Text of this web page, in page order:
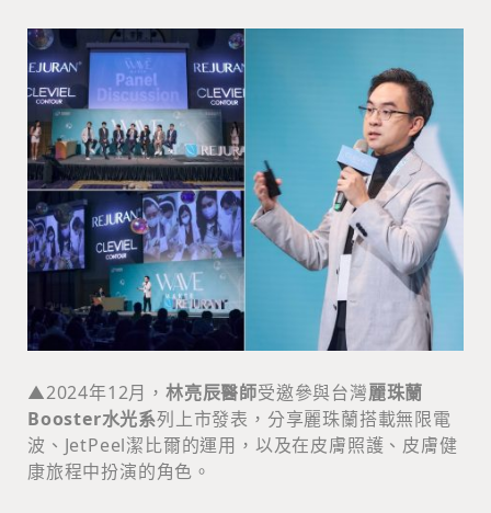
▲2024年12月， 林亮辰醫師受邀參與台灣麗珠蘭
Booster水光系列上市發表，分享麗珠蘭搭載無限電
波、JetPeel潔比爾的運用，以及在皮膚照護、皮膚健
康旅程中扮演的角色。